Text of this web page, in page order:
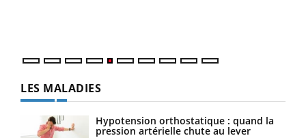
LES MALADIES
Hypotension orthostatique : quand la
pression artérielle chute au lever